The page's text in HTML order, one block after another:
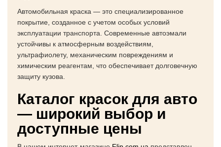
Автомобильная краска — это специализированное
покрытие, созданное с учетом особых условий
эксплуатации транспорта. Современные автоэмали
устойчивы к атмосферным воздействиям,
ультрафиолету, механическим повреждениям и
химическим реагентам, что обеспечивает долговечную
защиту кузова.
Каталог красок для авто
— широкий выбор и
доступные цены